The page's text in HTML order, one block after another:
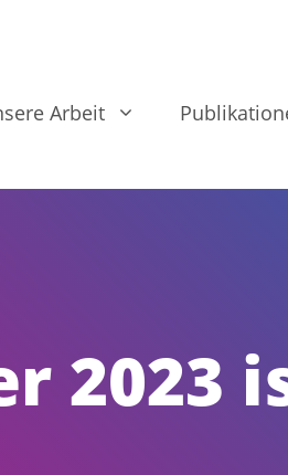
Arbeit
2023